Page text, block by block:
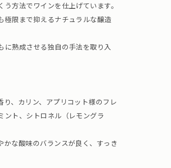
方法でワインを仕上げています。
極限まで抑えるナチュラルな醸造
に熟成させる独自の手法を取り入
、カリン、アプリコット様のフレ
ント、シトロネル（レモングラ
な酸味のバランスが良く、すっき